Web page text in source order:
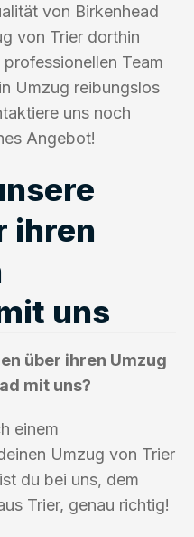
von Birkenhead
von Trier dorthin
Team
Umzug reibungslos
uns noch
Angebot!
ihren
uns
über ihren Umzug
mit uns?
einem
Umzug von Trier
du bei uns, dem
Trier, genau richtig!